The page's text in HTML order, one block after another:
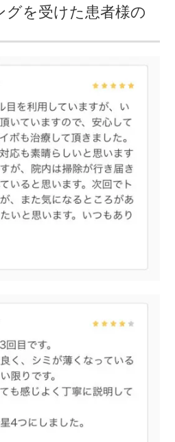
グを受けた患者様の